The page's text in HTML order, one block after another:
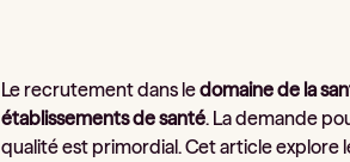
Le recrutement dans ledomaine de la
établissements de santé. La demande
qualité est primordial. Cet article